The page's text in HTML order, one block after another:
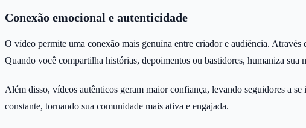
Conexão emocional e autenticidade
O vídeo permite uma conexão mais genuína entre criador e audiência.
Quando você compartilha histórias, depoimentos ou bastidores, humaniza sua
Além disso, vídeos autênticos geram maior confiança, levando seguidores a
constante, tornando sua comunidade mais ativa e engajada.